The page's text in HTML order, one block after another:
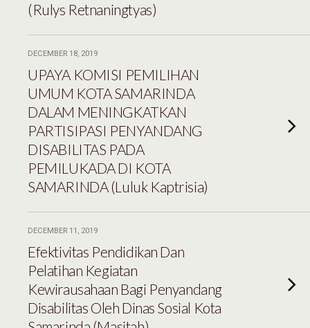
(Rulys Retnaningtyas)
DECEMBER 18, 2019
UPAYA KOMISI PEMILIHAN
UMUM KOTA SAMARINDA
DALAM MENINGKATKAN
PARTISIPASI PENYANDANG
DISABILITAS PADA
PEMILUKADA DI KOTA
SAMARINDA (Luluk Kaptrisia)
DECEMBER 11, 2019
Efektivitas Pendidikan Dan
Pelatihan Kegiatan
Kewirausahaan Bagi Penyandang
Disabilitas Oleh Dinas Sosial Kota